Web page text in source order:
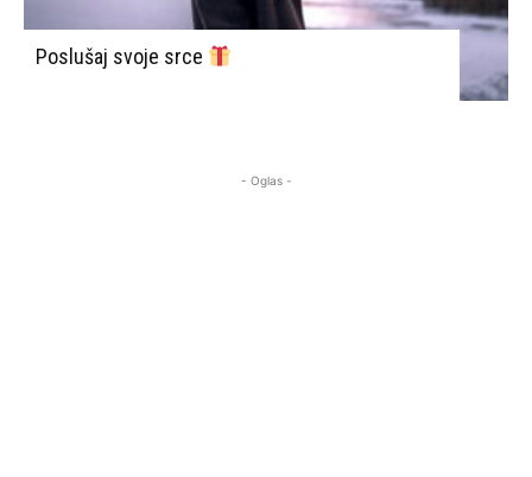
Poslušaj svoje srce
- Oglas -